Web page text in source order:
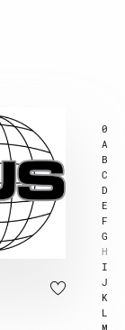
0
A
B
C
D
E
F
G
H
I
J
K
L